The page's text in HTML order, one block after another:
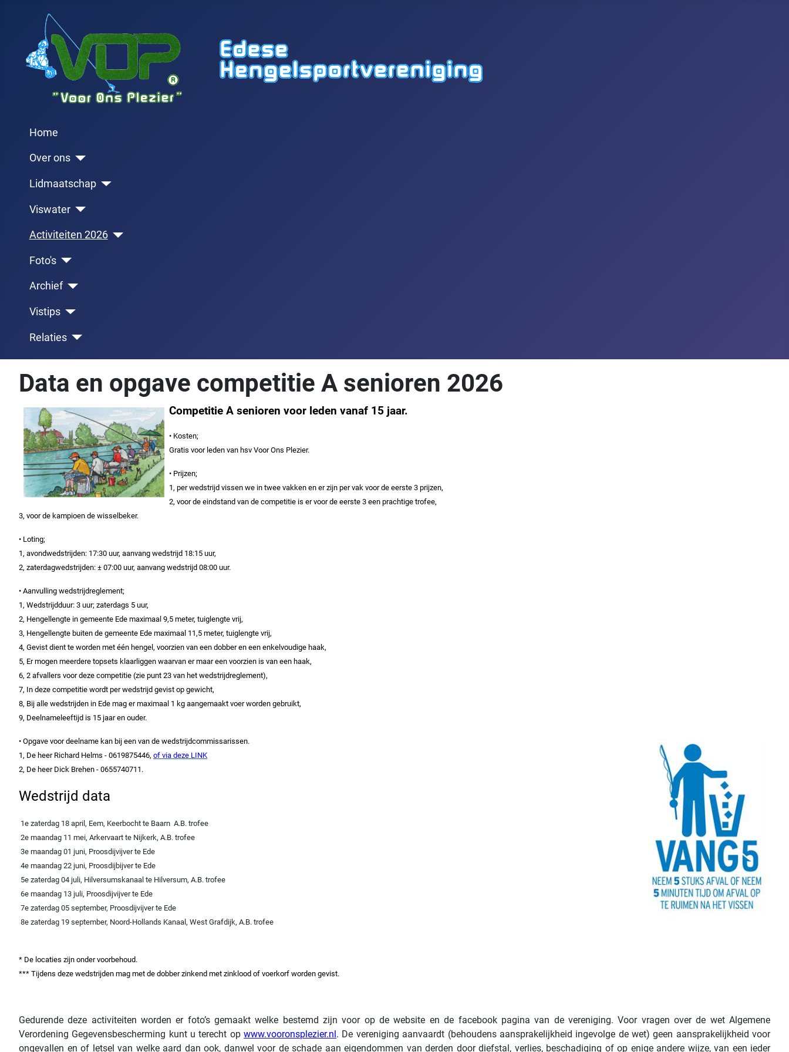
Home
Over ons
Lidmaatschap
Viswater
Activiteiten 2026
Foto's
Archief
Vistips
Relaties
Data en opgave competitie A senioren 2026
Competitie A senioren voor leden vanaf 15 jaar.
• Kosten;
Gratis voor leden van hsv Voor Ons Plezier.
• Prijzen;
1, per wedstrijd vissen we in twee vakken en er zijn per vak voor de eerste 3 prijzen,
2, voor de eindstand van de competitie is er voor de eerste 3 een prachtige trofee,
3, voor de kampioen de wisselbeker.
• Loting;
1, avondwedstrijden: 17:30 uur, aanvang wedstrijd 18:15 uur,
2, zaterdagwedstrijden: ± 07:00 uur, aanvang wedstrijd 08:00 uur.
• Aanvulling wedstrijdreglement;
1, Wedstrijdduur: 3 uur; zaterdags 5 uur,
2, Hengellengte in gemeente Ede maximaal 9,5 meter, tuiglengte vrij,
3, Hengellengte buiten de gemeente Ede maximaal 11,5 meter, tuiglengte vrij,
4, Gevist dient te worden met één hengel, voorzien van een dobber en een enkelvoudige haak,
5, Er mogen meerdere topsets klaarliggen waarvan er maar een voorzien is van een haak,
6, 2 afvallers voor deze competitie (zie punt 23 van het wedstrijdreglement),
7, In deze competitie wordt per wedstrijd gevist op gewicht,
8, Bij alle wedstrijden in Ede mag er maximaal 1 kg aangemaakt voer worden gebruikt,
9, Deelnameleeftijd is 15 jaar en ouder.
• Opgave voor deelname kan bij een van de wedstrijdcommissarissen.
1, De heer Richard Helms - 0619875446, of via deze LINK
2, De heer Dick Brehen - 0655740711.
Wedstrijd data
1e zaterdag 18 april, Eem, Keerbocht te Baarn A.B. trofee
2e maandag 11 mei, Arkervaart te Nijkerk, A.B. trofee
3e maandag 01 juni, Proosdijvijver te Ede
4e maandag 22 juni, Proosdijbijver te Ede
5e zaterdag 04 juli, Hilversumskanaal te Hilversum, A.B. trofee
6e maandag 13 juli, Proosdijvijver te Ede
7e zaterdag 05 september, Proosdijvijver te Ede
8e zaterdag 19 september, Noord-Hollands Kanaal, West Grafdijk, A.B. trofee
* De locaties zijn onder voorbehoud.
*** Tijdens deze wedstrijden mag met de dobber zinkend met zinklood of voerkorf worden gevist.
Gedurende deze activiteiten worden er foto’s gemaakt welke bestemd zijn voor op de website en de facebook pagina van de vereniging. Voor vragen over de wet Algemene
Verordening Gegevensbescherming kunt u terecht op www.vooronsplezier.nl . De vereniging aanvaardt (behoudens aansprakelijkheid ingevolge de wet) geen aansprakelijkheid voor
ongevallen en of letsel van welke aard dan ook, danwel voor de schade aan eigendommen van derden door diefstal, verlies, beschadiging of op enige andere wijze, van een ieder